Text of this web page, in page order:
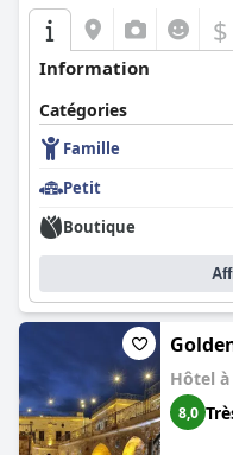
$
Information
Catégories
Famille
Petit
Boutique
Hôtel à
8,0